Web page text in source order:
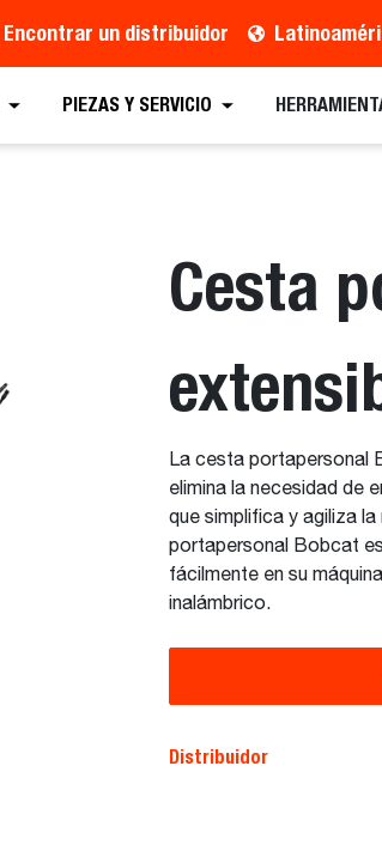
Encontrar un distribuidor
PIEZAS Y SERVICIO
Cesta
La cesta portapersonal
elimina la necesidad de
que simplifica y agiliza
portapersonal Bobcat
fácilmente en su
inalámbrico.
Distribuidor
Localizar un distribuidor